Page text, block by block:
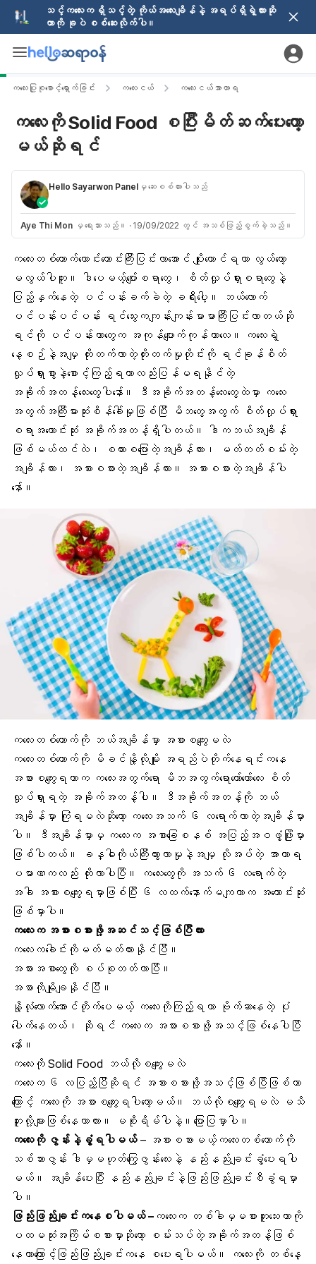
သင့်ကလေးက ရှိသင့်တဲ့ ကိုယ်အလေးချိန်နဲ့ အရပ်ရှိရဲ့လားဆို
တာကို ခုပဲ စစ်ဆေးလိုက်ပါ။
ကလေးပြုစုစောင့်ရှောက်ခြင်း ကလေးငယ် ကလေးငယ်အာဟာရ
ကလေးကို Solid Food စပြီးမိတ်ဆက်ပေးတော့
မယ်ဆိုရင်
Hello Sayarwon Panelမှ ဆေးစစ်ထားပါသည်
Aye Thi Monမှ ရေးသားသည်။ · 19/09/2022 တွင် အသစ်ဖြည့်စွက်ခဲ့သည်။
ကလေးတစ်ယောက်ကောင်းကောင်းကြီးပြင်းလာအောင် ပျိုးထောင်ရတာ လွယ်တော့
မလွယ်ပါဘူး။ ဒါပေမယ့်ပျော်စရာတွေ၊ စိတ်လှုပ်ရှားစရာတွေနဲ့
ပြည့်နှက်နေတဲ့ ပင်ပန်းခက်ခဲတဲ့ ခရီးပေါ့။ ဘယ်လောက်
ပင်ပန်းပင်ပန်း ရင်သွေး ကကျန်းကျန်းမာမာကြီးပြင်းလာတယ်ဆို
ရင်ကို ပင်ပန်းတာတွေက အကုန်ပျောက်ကုန်တာလေ။ ကလေးရဲ့
နေ့စဉ်နဲ့အမျှ တိုးတက်လာတဲ့တိုးတက်မှုတိုင်းကို ရင်ခုန်စိတ်
လှုပ်ရှားစွာနဲ့စောင့်ကြည့်ရတာလည်းပြန်မရနိုင်တဲ့
အခိုက်အတန့်လေးတွေပါနော်။ ဒီအခိုက်အတန့်လေးတွေထဲမှာ ကလေး
အတွက်အကြီးမားဆုံးစိန်ခေါ်မှုဖြစ်ပြီး
မိဘတွေ အတွက် စိတ်လှုပ်ရှား
စရာအကောင်းဆုံး အခိုက်အတန့်ရှိပါတယ်။ ဒါကဘယ်အချိန်
ဖြစ်မယ်ထင်လဲ၊ စကားစပြောတဲ့အချိန်လား၊ မတ်တတ်စမ်းတဲ့
အချိန်လား၊ အစားစစားတဲ့အချိန်လား။ အစားစစားတဲ့အချိန်ပါ
နော်။
ကလေးတစ်ယောက်ကို ဘယ်အချိန်မှာ အစားစကျွေးမလဲ
ကလေးတစ်ယောက်ကို မိခင်နို့ လိုမျိုး အရည်ပဲတိုက်နေရင်းကနေ
အစားစကျွေးရတာက ကလေးအတွက်ရော မိဘအတွက်ရောတော်တော်လေး စိတ်
လှုပ်ရှားရတဲ့ အခိုက်အတန့်ပါ။ ဒီအခိုက်အတန့်ကို ဘယ်
အချိန်မှာ ကြုံရမလဲဆိုတော့ ကလေးအသက် ၆ လရောက်လာတဲ့အချိန်မှာ
ပါ။ ဒီအချိန်မှာမှ ကလေးက အစာခြေစနစ် အပြည့်အဝဖွံ့ဖြိုးမှာ
ဖြစ်ပါတယ်။
ခန္ဓါကိုယ် ကြီးထွားလာမှုနဲ့အမျှ လိုအပ်တဲ့ အာဟာရ
ပမာဏကလည်း တိုးလာပါပြီ။ ကလေးတွေကို အသက် ၆ လရောက်တဲ့
အခါ အစားစကျွေးရမှာဖြစ်ပြီး ၆ လထက်နောက်မကျတာက အကောင်းဆုံး
ဖြစ်မှာပါ။
ကလေးက အစားစစားဖို့အဆင်သင့်ဖြစ်ပြီလား
ကလေးကခေါင်းကိုမတ်မတ်ထားနိုင်ပြီ။
အစားအစာတွေကို စပ်စုတတ်လာပြီ။
အစာကိုမျိုချနိုင်ပြီ။
နို့လုံလောက်အောင်တိုက်ပေမယ့် ကလေးကိုကြည့်ရတာ ဗိုက်ဆာနေတဲ့ ပုံ
ပေါက်နေတယ်၊ ဆိုရင် ကလေးက အစားစစားဖို့အသင့်ဖြစ်နေပါပြီ
နော်။
ကလေးကိုSolid Food ဘယ်လိုစကျွေးမလဲ
ကလေးက ၆ လပြည့်ပြီဆိုရင် အစားစစားဖို့အသင့်ဖြစ်ပြီဖြစ်တာ
ကြောင့် ကလေးကို အစားစကျွေးရပါတော့မယ်။ ဘယ်လိုစကျွေးရမလဲ မသိ
ဘူးလို့များဖြစ်နေတာလား။ မစိုးရိမ်ပါနဲ့။ပြောပြမှာပါ။
ကလေးကို ဇွန်းနဲ့ခွံ့ရပါမယ်–အစားစစားမယ့်ကလေးတစ်ယောက်ကို
သစ်သားဇွန်း ဒါမှမဟုတ်ကြွေဇွန်းလေးနဲ့ နည်းနည်းချင်းခွံ့ပေးရပါ
မယ်။ အချိန်ပေးပြီး နည်းနည်းချင်းနဲ့ဖြည်းဖြည်းချင်းစီခွံရမှာ
ပါ။
ဖြည်းဖြည်းချင်းကနေစပါမယ် –ကလေးက တစ်ခါမှမစားဘူးသေးတာကို
ပထမဆုံးအကြိမ်စစားမှာဆိုတော့ စမ်းသပ်တဲ့အခိုက်အတန့်ဖြစ်
နေတာကြောင့်ဖြည်းဖြည်းချင်းကနေ စပေးရပါမယ်။ ကလေးကို တစ်နေ့